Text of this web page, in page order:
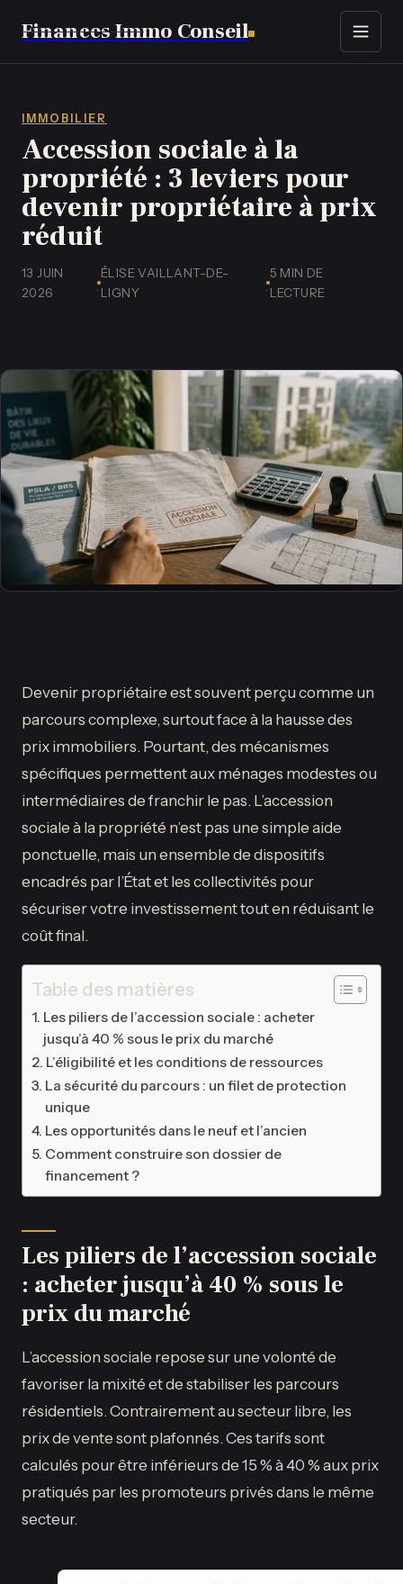
Finances Immo Conseil
Immobilier
Finance
Assurance
Business
Emploi
IMMOBILIER
Accession sociale à la
propriété : 3 leviers pour
devenir propriétaire à prix
réduit
13 JUIN
2026
·
ÉLISE VAILLANT-DE-
LIGNY
·
5 MIN DE
LECTURE
Devenir propriétaire est souvent perçu comme un
parcours complexe, surtout face à la hausse des
prix immobiliers. Pourtant, des mécanismes
spécifiques permettent aux ménages modestes ou
intermédiaires de franchir le pas. L’accession
sociale à la propriété n’est pas une simple aide
ponctuelle, mais un ensemble de dispositifs
encadrés par l’État et les collectivités pour
sécuriser votre investissement tout en réduisant le
coût final.
Table des matières
Les piliers de l’accession sociale : acheter
jusqu’à 40 % sous le prix du marché
L’éligibilité et les conditions de ressources
La sécurité du parcours : un filet de protection
unique
Les opportunités dans le neuf et l’ancien
Comment construire son dossier de
financement ?
Les piliers de l’accession sociale
: acheter jusqu’à 40 % sous le
prix du marché
L’accession sociale repose sur une volonté de
favoriser la mixité et de stabiliser les parcours
résidentiels. Contrairement au secteur libre, les
prix de vente sont plafonnés. Ces tarifs sont
calculés pour être inférieurs de 15 % à 40 % aux prix
pratiqués par les promoteurs privés dans le même
secteur.